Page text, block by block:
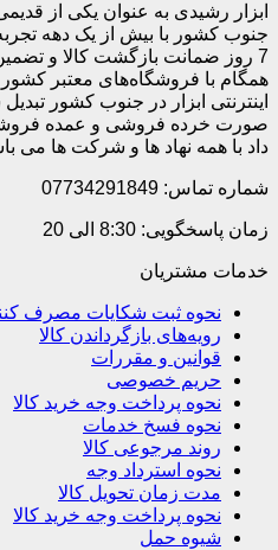
ابزار رشیدی به عنوان یکی از
جنوب کشور با بیش از یک دهه
7 روز ضمانت بازگشت کالا و
همگام با فروشگاه‌های معتبر کشور
اینترنتی ابزار در جنوب کشور
صورت خرده فروشی و عمده
داد با همه نهاد ها و شرکت ها می
شماره تماس: 07734291849
زمان پاسخگویی: 8:30 الی 20
خدمات مشتریان
نحوه ثبت شکایات مصرف
رویه‌های بازگرداندن کالا
قوانین و مقررات
حریم خصوصی
نحوه پرداخت وجه خرید کالا
نحوه فسخ خدمات
روند مرجوعی کالا
نحوه استرداد وجه
مدت زمان تحویل کالا
نحوه پرداخت وجه خرید کالا
شیوه حمل